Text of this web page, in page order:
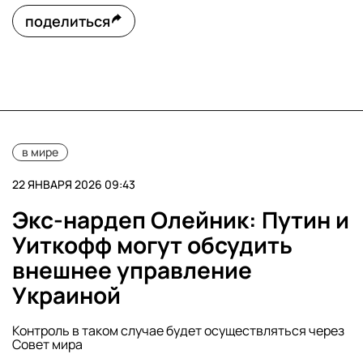
поделиться
в мире
22 ЯНВАРЯ 2026 09:43
Экс-нардеп Олейник: Путин и
Уиткофф могут обсудить
внешнее управление
Украиной
Контроль в таком случае будет осуществляться через
Совет мира